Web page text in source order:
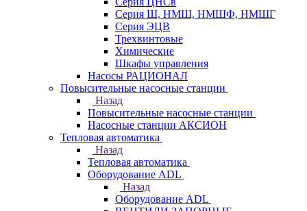
Серия Ш, НМШ, НМШФ, НМШГ
Серия ЭЦВ
Трехвинтовые
Химические
Шкафы управления
Насосы РАЦИОНАЛ
Повысительные насосные станции
Назад
Повысительные насосные станции
Насосные станции АКСИОН
Тепловая автоматика
Назад
Тепловая автоматика
Оборудование ADL
Назад
Оборудование ADL